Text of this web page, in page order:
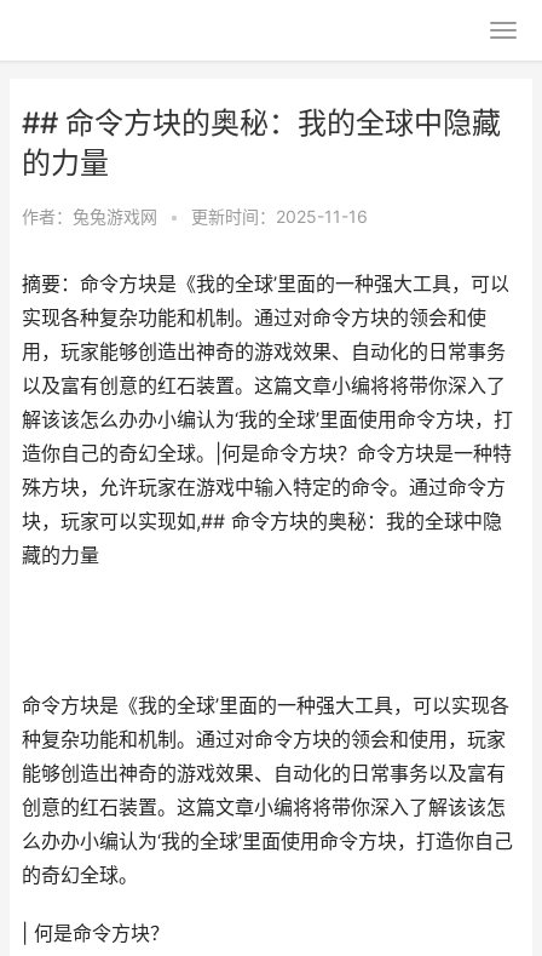
## 命令方块的奥秘：我的全球中隐藏
的力量
作者： 兔兔游戏网 • 更新时间：2025-11-16
摘要：命令方块是《我的全球’里面的一种强大工具，可以
实现各种复杂功能和机制。通过对命令方块的领会和使
用，玩家能够创造出神奇的游戏效果、自动化的日常事务
以及富有创意的红石装置。这篇文章小编将将带你深入了
解该该怎么办办小编认为‘我的全球’里面使用命令方块，打
造你自己的奇幻全球。|何是命令方块？命令方块是一种特
殊方块，允许玩家在游戏中输入特定的命令。通过命令方
块，玩家可以实现如,## 命令方块的奥秘：我的全球中隐
藏的力量
命令方块是《我的全球’里面的一种强大工具，可以实现各
种复杂功能和机制。通过对命令方块的领会和使用，玩家
能够创造出神奇的游戏效果、自动化的日常事务以及富有
创意的红石装置。这篇文章小编将将带你深入了解该该怎
么办办小编认为‘我的全球’里面使用命令方块，打造你自己
的奇幻全球。
| 何是命令方块？